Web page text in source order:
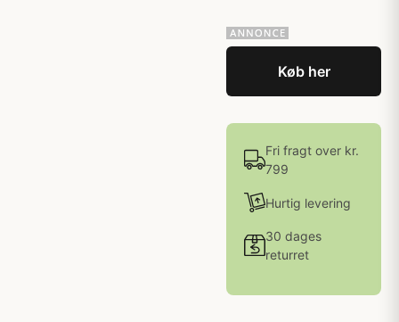
Køb her
Fri fragt over kr.
799
Hurtig levering
30 dages
returret